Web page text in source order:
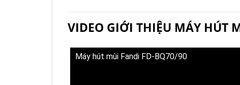
VIDEO GIỚI THIỆU MÁY HÚT
Máy hút mùi Fandi FD-BQ70/90